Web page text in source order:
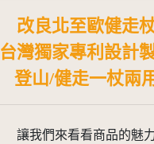
改良北至歐健走
台灣獨家專利設計
登山/健走一杖兩
讓我們來看看商品的魅